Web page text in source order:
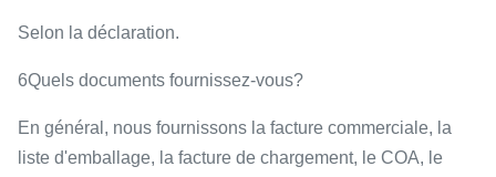
Selon la déclaration.
6Quels documents fournissez-vous?
En général, nous fournissons la facture commerciale, la
liste d'emballage, la facture de chargement, le COA, le